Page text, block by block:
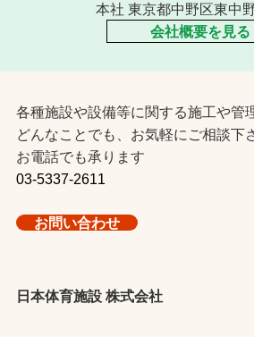
本社 東京都中野区東中
会社概要を見る
各種施設や設備等に関する施工や管
どんなことでも、お気軽にご相談下
お電話でも承ります
03-5337-2611
お問い合わせ
日本体育施設 株式会社